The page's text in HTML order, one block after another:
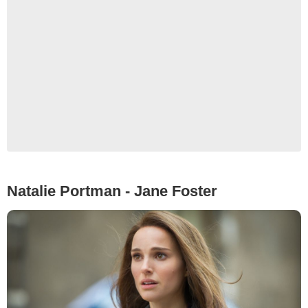
Natalie Portman - Jane Foster